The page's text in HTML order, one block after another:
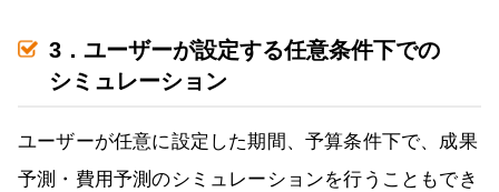
3．ユーザーが設定する任意条件下での
シミュレーション
ユーザーが任意に設定した期間、予算条件下で、成果
予測・費用予測のシミュレーションを行うこともでき